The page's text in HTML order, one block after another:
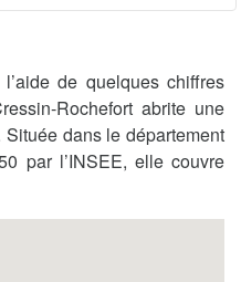
de quelques chiffres
Rochefort abrite une
dans le département
par l’INSEE, elle couvre